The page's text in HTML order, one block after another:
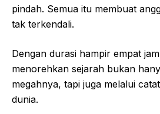
pindah. Semua itu membuat
tak terkendali.
Dengan durasi hampir empat
menorehkan sejarah bukan
megahnya, tapi juga melalui
dunia.